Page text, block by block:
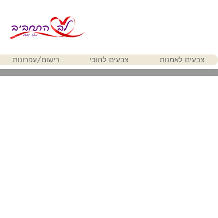
צבעים לאמנות צבעים להובי רישום/עפרונות